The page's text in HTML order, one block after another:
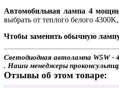
Автомобильная лампа 4
выбрать от теплого белого
Чтобы заменить обычную лампу
Светодиодная автолампа W5W -
. Наши менеджеры
Отзывы об этом товаре: